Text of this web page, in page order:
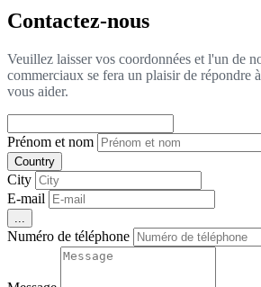
Contactez-nous
Veuillez laisser vos coordonnées et l'un de
commerciaux se fera un plaisir de répondre
vous aider.
Prénom et nom
Country
City
E-mail
Numéro de téléphone